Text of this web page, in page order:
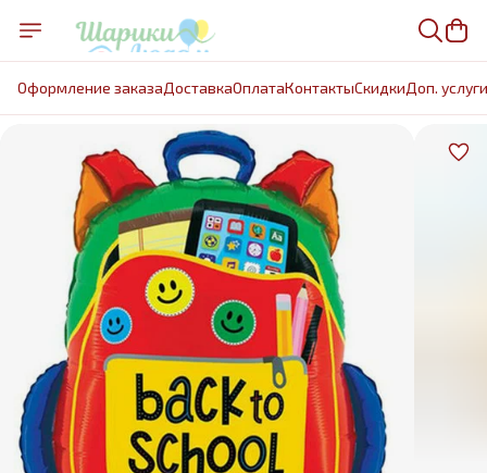
Оформление заказаДоставкаОплатаКонтактыCкидкиДоп. услуги